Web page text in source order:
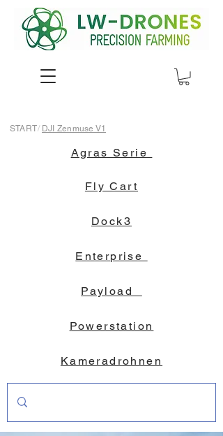
START/ DJI Zenmuse V1
Agras Serie
Fly Cart
Dock3
Enterprise
Payload
Powerstation
Kameradrohnen